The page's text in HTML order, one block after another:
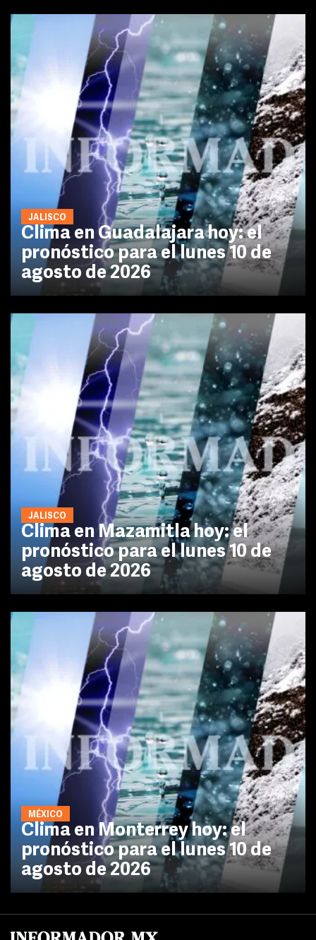
JALISCO
Clima en Guadalajara hoy: el
pronóstico para el lunes 10 de
agosto de 2026
JALISCO
Clima en Mazamitla hoy: el
pronóstico para el lunes 10 de
agosto de 2026
MÉXICO
Clima en Monterrey hoy: el
pronóstico para el lunes 10 de
agosto de 2026